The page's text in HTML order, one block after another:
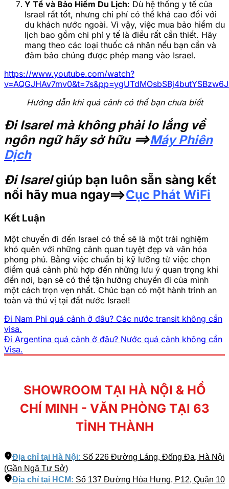
Y Tế và Bảo Hiểm Du Lịch: Dù hệ thống y tế của
Israel rất tốt, nhưng chi phí có thể khá cao đối với
du khách nước ngoài. Vì vậy, việc mua bảo hiểm du
lịch bao gồm chi phí y tế là điều rất cần thiết. Hãy
mang theo các loại thuốc cá nhân nếu bạn cần và
đảm bảo chúng được phép mang vào Israel.
https://www.youtube.com/watch?
Hướng dẫn khi quá cảnh có thể bạn chưa biết
Đi Isarel mà không phải lo lắng về
ngôn ngữ hãy sở hữu ==>Máy Phiên
Dịch
Đi Isarelgiúp bạn luôn sẵn sàng kết
nối hãy mua ngay==>Cục Phát WiFi
Kết Luận
Một chuyến đi đến Israel có thể sẽ là một trải nghiệm
khó quên với những cảnh quan tuyệt đẹp và văn hóa
phong phú. Bằng việc chuẩn bị kỹ lưỡng từ việc chọn
điểm quá cảnh phù hợp đến những lưu ý quan trọng khi
đến nơi, bạn sẽ có thể tận hưởng chuyến đi của mình
một cách trọn vẹn nhất. Chúc bạn có một hành trình an
toàn và thú vị tại đất nước Israel!
Đi Nam Phi quá cảnh ở đâu? Các nước transit không cần
visa.
Đi Argentina quá cảnh ở đâu? Nước quá cảnh không cần
Visa.
SHOWROOM TẠI HÀ NỘI & HỒ
CHÍ MINH - VĂN PHÒNG TẠI 63
TỈNH THÀNH
Địa chỉ tại Hà Nội: Số 226 Đường Láng, Đống Đa, Hà Nội
(Gần Ngã Tư Sở)
Địa chỉ tại HCM: Số 137 Đường Hòa Hưng, P12, Quận 10